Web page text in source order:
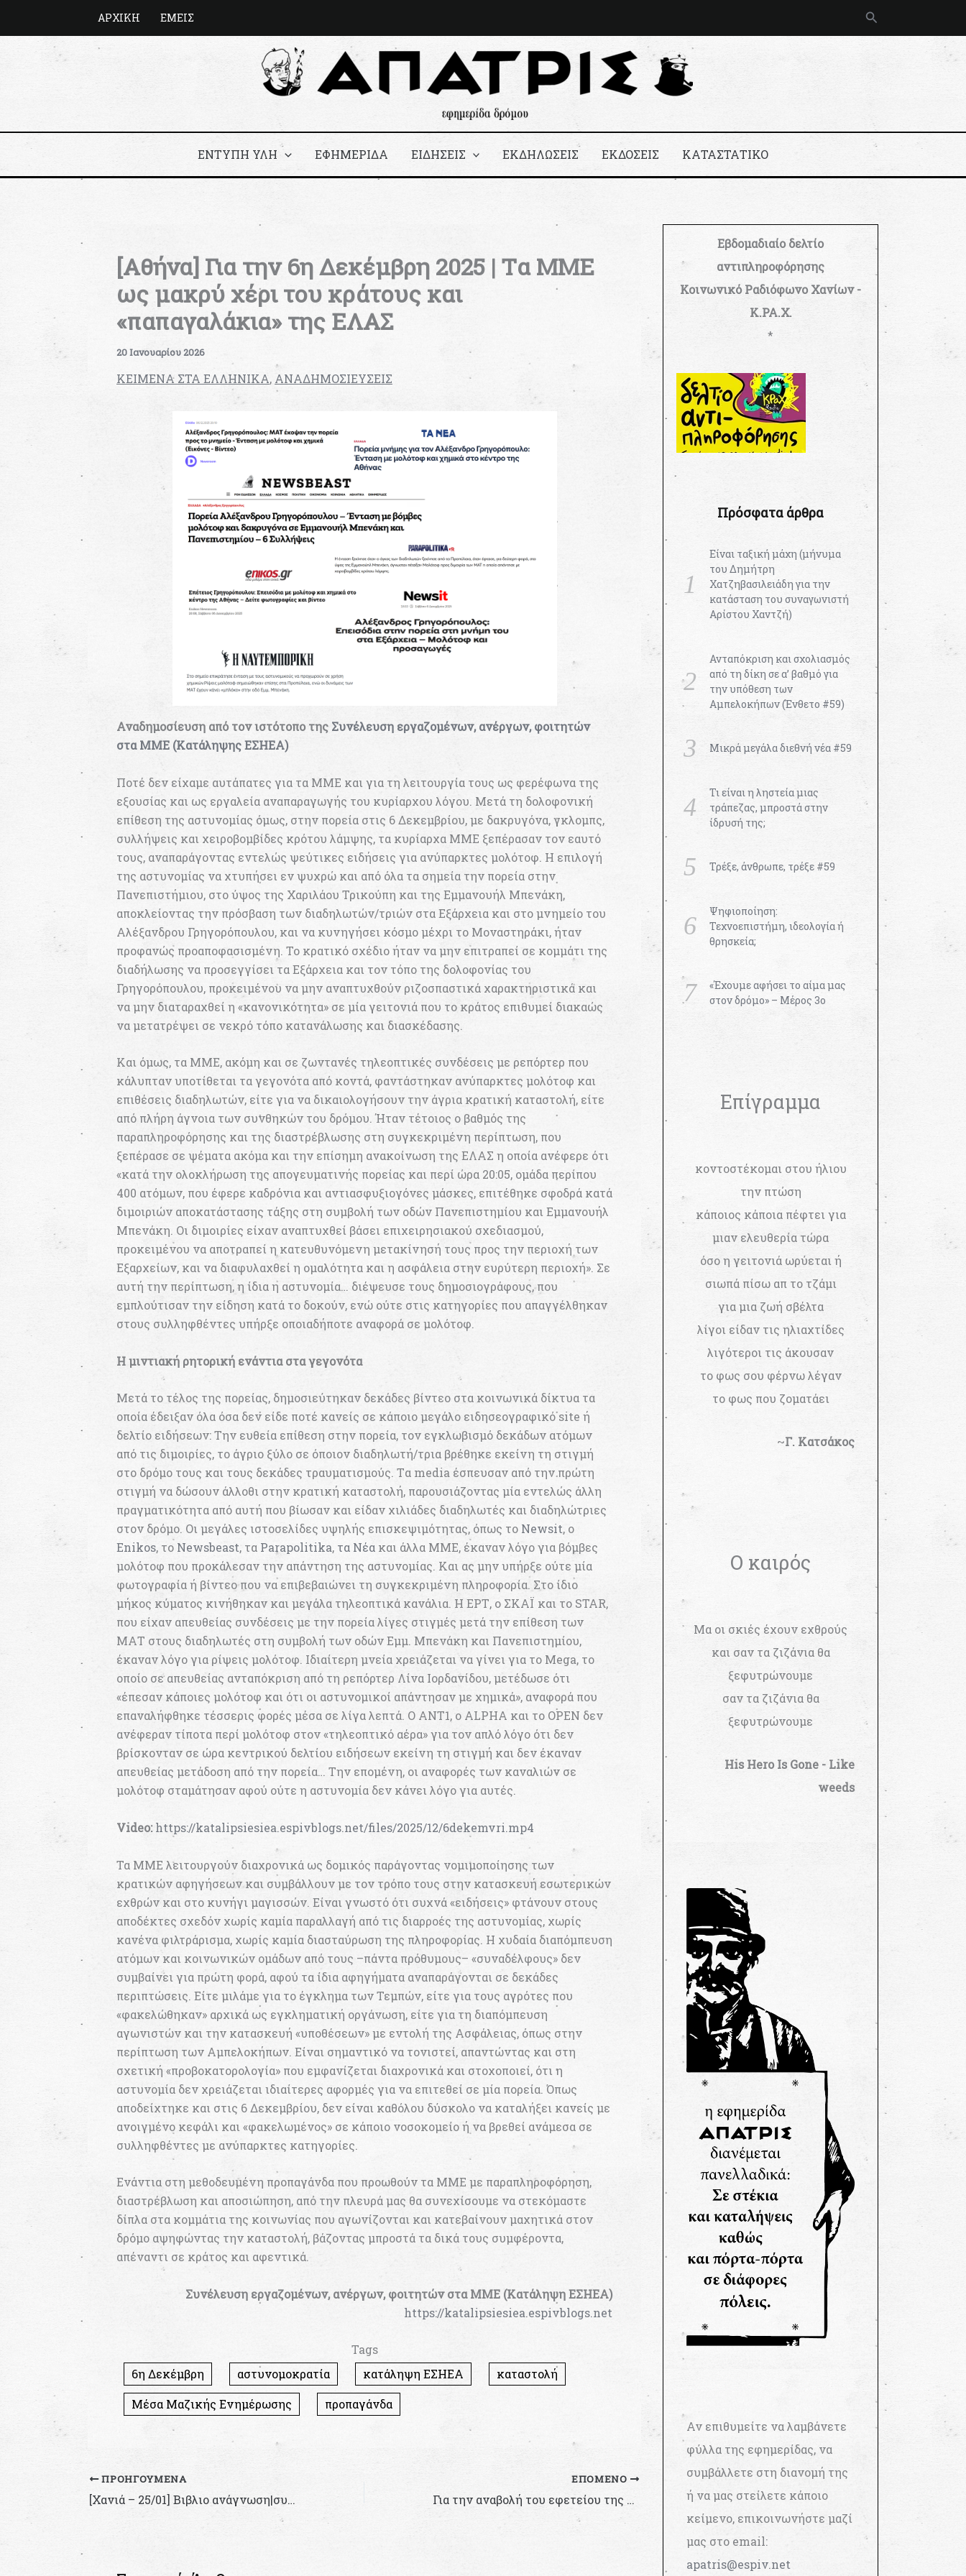
περιεχόμενο
ΑΡΧΙΚΗ ΕΜΕΙΣ Αναζήτηση
ΕΝΤΥΠΗ ΥΛΗ ΕΦΗΜΕΡΙΔΑ ΕΙΔΗΣΕΙΣ ΕΚΔΗΛΩΣΕΙΣ ΕΚΔΟΣΕΙΣ ΚΑΤΑΣΤΑΤΙΚΟ
[Αθήνα] Για την 6η Δεκέμβρη 2025 | Tα MME
ως μακρύ χέρι του κράτους και
«παπαγαλάκια» της ΕΛΑΣ
20 Ιανουαρίου 2026
KEIMENA ΣΤΑ ΕΛΛΗΝΙΚΑ, ΑΝΑΔΗΜΟΣΙΕΥΣΕΙΣ
Αναδημοσίευση από τον ιστότοπο της Συνέλευση εργαζομένων, ανέργων, φοιτητών
στα ΜΜΕ (Κατάληψης ΕΣΗΕΑ)
Ποτέ δεν είχαμε αυτάπατες για τα MME και για τη λειτουργία τους ως φερέφωνα της
εξουσίας και ως εργαλεία αναπαραγωγής του κυρίαρχου λόγου. Μετά τη δολοφονική
επίθεση της αστυνομίας όμως, στην πορεία στις 6 Δεκεμβρίου, με δακρυγόνα, γκλομπς,
συλλήψεις και χειροβομβίδες κρότου λάμψης, τα κυρίαρχα ΜΜΕ ξεπέρασαν τον εαυτό
τους, αναπαράγοντας εντελώς ψεύτικες ειδήσεις για ανύπαρκτες μολότοφ. Η επιλογή
της αστυνομίας να χτυπήσει εν ψυχρώ και από όλα τα σημεία την πορεία στην
Πανεπιστήμιου, στο ύψος της Χαριλάου Τρικούπη και της Εμμανουήλ Μπενάκη,
αποκλείοντας την πρόσβαση των διαδηλωτών/τριών στα Εξάρχεια και στο μνημείο του
Αλέξανδρου Γρηγορόπουλου, και να κυνηγήσει κόσμο μέχρι το Μοναστηράκι, ήταν
προφανώς προαποφασισμένη. Το κρατικό σχέδιο ήταν να μην επιτραπεί σε κομμάτι της
διαδήλωσης να προσεγγίσει τα Εξάρχεια και τον τόπο της δολοφονίας του
Γρηγορόπουλου, προκειμένου να μην αναπτυχθούν ριζοσπαστικά χαρακτηριστικά και
να μην διαταραχθεί η «κανονικότητα» σε μία γειτονιά που το κράτος επιθυμεί διακαώς
να μετατρέψει σε νεκρό τόπο κατανάλωσης και διασκέδασης.
Και όμως, τα ΜΜΕ, ακόμη και σε ζωντανές τηλεοπτικές συνδέσεις με ρεπόρτερ που
κάλυπταν υποτίθεται τα γεγονότα από κοντά, φαντάστηκαν ανύπαρκτες μολότοφ και
επιθέσεις διαδηλωτών, είτε για να δικαιολογήσουν την άγρια κρατική καταστολή, είτε
από πλήρη άγνοια των συνθηκών του δρόμου. Ήταν τέτοιος ο βαθμός της
παραπληροφόρησης και της διαστρέβλωσης στη συγκεκριμένη περίπτωση, που
ξεπέρασε σε ψέματα ακόμα και την επίσημη ανακοίνωση της ΕΛΑΣ η οποία ανέφερε ότι
«κατά την ολοκλήρωση της απογευματινής πορείας και περί ώρα 20:05, ομάδα περίπου
400 ατόμων, που έφερε καδρόνια και αντιασφυξιογόνες μάσκες, επιτέθηκε σφοδρά κατά
διμοιριών αποκατάστασης τάξης στη συμβολή των οδών Πανεπιστημίου και Εμμανουήλ
Μπενάκη. Οι διμοιρίες είχαν αναπτυχθεί βάσει επιχειρησιακού σχεδιασμού,
προκειμένου να αποτραπεί η κατευθυνόμενη μετακίνησή τους προς την περιοχή των
Εξαρχείων, και να διαφυλαχθεί η ομαλότητα και η ασφάλεια στην ευρύτερη περιοχή». Σε
αυτή την περίπτωση, η ίδια η αστυνομία… διέψευσε τους δημοσιογράφους, που
εμπλούτισαν την είδηση κατά το δοκούν, ενώ ούτε στις κατηγορίες που απαγγέλθηκαν
στους συλληφθέντες υπήρξε οποιαδήποτε αναφορά σε μολότοφ.
Η μιντιακή ρητορική ενάντια στα γεγονότα
Μετά το τέλος της πορείας, δημοσιεύτηκαν δεκάδες βίντεο στα κοινωνικά δίκτυα τα
οποία έδειξαν όλα όσα δεν είδε ποτέ κανείς σε κάποιο μεγάλο ειδησεογραφικό site ή
δελτίο ειδήσεων: Την ευθεία επίθεση στην πορεία, τον εγκλωβισμό δεκάδων ατόμων
από τις διμοιρίες, το άγριο ξύλο σε όποιον διαδηλωτή/τρια βρέθηκε εκείνη τη στιγμή
στο δρόμο τους και τους δεκάδες τραυματισμούς. Tα media έσπευσαν από την πρώτη
στιγμή να δώσουν άλλοθι στην κρατική καταστολή, παρουσιάζοντας μία εντελώς άλλη
πραγματικότητα από αυτή που βίωσαν και είδαν χιλιάδες διαδηλωτές και διαδηλώτριες
στον δρόμο. Οι μεγάλες ιστοσελίδες υψηλής επισκεψιμότητας, όπως το Newsit, ο
Enikos, το Newsbeast, τα Parapolitika, τα Νέα και άλλα ΜΜΕ, έκαναν λόγο για βόμβες
μολότοφ που προκάλεσαν την απάντηση της αστυνομίας. Και ας μην υπήρξε ούτε μία
φωτογραφία ή βίντεο που να επιβεβαιώνει τη συγκεκριμένη πληροφορία. Στο ίδιο
μήκος κύματος κινήθηκαν και μεγάλα τηλεοπτικά κανάλια. Η ΕΡΤ, ο ΣΚΑΪ και το STAR,
που είχαν απευθείας συνδέσεις με την πορεία λίγες στιγμές μετά την επίθεση των
ΜΑΤ στους διαδηλωτές στη συμβολή των οδών Εμμ. Μπενάκη και Πανεπιστημίου,
έκαναν λόγο για ρίψεις μολότοφ. Ιδιαίτερη μνεία χρειάζεται να γίνει για το Mega, το
οποίο σε απευθείας ανταπόκριση από τη ρεπόρτερ Λίνα Ιορδανίδου, μετέδωσε ότι
«έπεσαν κάποιες μολότοφ και ότι οι αστυνομικοί απάντησαν με χημικά», αναφορά που
επαναλήφθηκε τέσσερις φορές μέσα σε λίγα λεπτά. Ο ΑΝΤ1, ο ALPHA και το ΟΡΕΝ δεν
ανέφεραν τίποτα περί μολότοφ στον «τηλεοπτικό αέρα» για τον απλό λόγο ότι δεν
βρίσκονταν σε ώρα κεντρικού δελτίου ειδήσεων εκείνη τη στιγμή και δεν έκαναν
απευθείας μετάδοση από την πορεία… Την επομένη, οι αναφορές των καναλιών σε
μολότοφ σταμάτησαν αφού ούτε η αστυνομία δεν κάνει λόγο για αυτές.
Video:https://katalipsiesiea.espivblogs.net/files/2025/12/6dekemvri.mp4
Τα ΜΜΕ λειτουργούν διαχρονικά ως δομικός παράγοντας νομιμοποίησης των
κρατικών αφηγήσεων και συμβάλλουν με τον τρόπο τους στην κατασκευή εσωτερικών
εχθρών και στο κυνήγι μαγισσών. Είναι γνωστό ότι συχνά «ειδήσεις» φτάνουν στους
αποδέκτες σχεδόν χωρίς καμία παραλλαγή από τις διαρροές της αστυνομίας, χωρίς
κανένα φιλτράρισμα, χωρίς καμία διασταύρωση της πληροφορίας. Η χυδαία διαπόμπευση
ατόμων και κοινωνικών ομάδων από τους –πάντα πρόθυμους– «συναδέλφους» δεν
συμβαίνει για πρώτη φορά, αφού τα ίδια αφηγήματα αναπαράγονται σε δεκάδες
περιπτώσεις. Είτε μιλάμε για το έγκλημα των Τεμπών, είτε για τους αγρότες που
«φακελώθηκαν» αρχικά ως εγκληματική οργάνωση, είτε για τη διαπόμπευση
αγωνιστών και την κατασκευή «υποθέσεων» με εντολή της Ασφάλειας, όπως στην
περίπτωση των Αμπελοκήπων. Είναι σημαντικό να τονιστεί, απαντώντας και στη
σχετική «προβοκατορολογία» που εμφανίζεται διαχρονικά και στοχοποιεί, ότι η
αστυνομία δεν χρειάζεται ιδιαίτερες αφορμές για να επιτεθεί σε μία πορεία. Όπως
αποδείχτηκε και στις 6 Δεκεμβρίου, δεν είναι καθόλου δύσκολο να καταλήξει κανείς με
ανοιγμένο κεφάλι και «φακελωμένος» σε κάποιο νοσοκομείο ή να βρεθεί ανάμεσα σε
συλληφθέντες με ανύπαρκτες κατηγορίες.
Ενάντια στη μεθοδευμένη προπαγάνδα που προωθούν τα ΜΜΕ με παραπληροφόρηση,
διαστρέβλωση και αποσιώπηση, από την πλευρά μας θα συνεχίσουμε να στεκόμαστε
δίπλα στα κομμάτια της κοινωνίας που αγωνίζονται και κατεβαίνουν μαχητικά στον
δρόμο αψηφώντας την καταστολή, βάζοντας μπροστά τα δικά τους συμφέροντα,
απέναντι σε κράτος και αφεντικά.
Συνέλευση εργαζομένων, ανέργων, φοιτητών στα ΜΜΕ (Κατάληψη ΕΣΗΕΑ)
https://katalipsiesiea.espivblogs.net
Tags
6η Δεκέμβρη
αστυνομοκρατία κατάληψη ΕΣΗΕΑ
καταστολή
Μέσα Μαζικής Ενημέρωσης
προπαγάνδα
ΠΡΟΗΓΟΎΜΕΝΑ
[Χανιά – 25/01] Βιβλιο ανάγνωση|συζήτηση από την ομάδα «Ελεύθερη Γνώση» & Βιβλιοπωλείο από την εφημερίδα δρόμου Άπατρις
ΕΠΌΜΕΝΟ
Για την αναβολή του εφετείου της Ματρόζου 45
Εβδομαδιαίο δελτίο
αντιπληροφόρησης
Κοινωνικό Ραδιόφωνο Χανίων -
Κ.ΡΑ.Χ.
*
Πρόσφατα άρθρα
Είναι ταξική μάχη (μήνυμα
του Δημήτρη
Χατζηβασιλειάδη για την
κατάσταση του συναγωνιστή
Αρίστου Χαντζή)
Ανταπόκριση και σχολιασμός
από τη δίκη σε α’ βαθμό για
την υπόθεση των
Αμπελοκήπων (Ένθετο #59)
Μικρά μεγάλα διεθνή νέα #59
Τι είναι η ληστεία μιας
τράπεζας, μπροστά στην
ίδρυσή της;
Τρέξε, άνθρωπε, τρέξε #59
Ψηφιοποίηση:
Τεχνοεπιστήμη, ιδεολογία ή
θρησκεία;
«Έχουμε αφήσει το αίμα μας
στον δρόμο» – Μέρος 3ο
Επίγραμμα
κοντοστέκομαι στου ήλιου
την πτώση
κάποιος κάποια πέφτει για
μιαν ελευθερία τώρα
όσο η γειτονιά ωρύεται ή
σιωπά πίσω απ το τζάμι
για μια ζωή σβέλτα
λίγοι είδαν τις ηλιαχτίδες
λιγότεροι τις άκουσαν
το φως σου φέρνω λέγαν
το φως που ζοματάει
~Γ. Κατσάκος
Ο καιρός
Μα οι σκιές έχουν εχθρούς
και σαν τα ζιζάνια θα
ξεφυτρώνουμε
σαν τα ζιζάνια θα
ξεφυτρώνουμε
His Hero Is Gone - Like
weeds
Αν επιθυμείτε να λαμβάνετε
φύλλα της εφημερίδας, να
συμβάλλετε στη διανομή της
ή να μας στείλετε κάποιο
κείμενο, επικοινωνήστε μαζί
μας στο email:
apatris@espiv.net